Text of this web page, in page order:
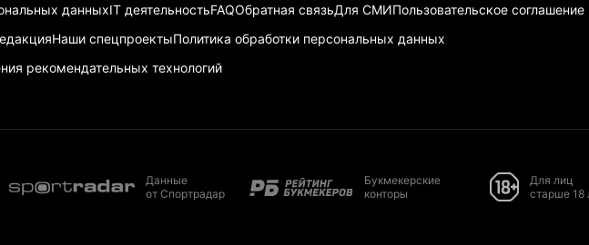
данныхIT деятельностьFAQОбратная связьДля СМИПользовательское соглашение
Наши спецпроектыПолитика обработки персональных данных
рекомендательных технологий
Данные
от Спортрадар
Букмекерские
конторы
Для лиц
старше 18